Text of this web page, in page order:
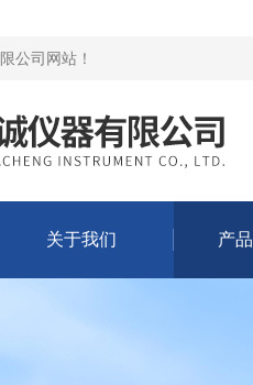
公司网站 ！
关于我们 产